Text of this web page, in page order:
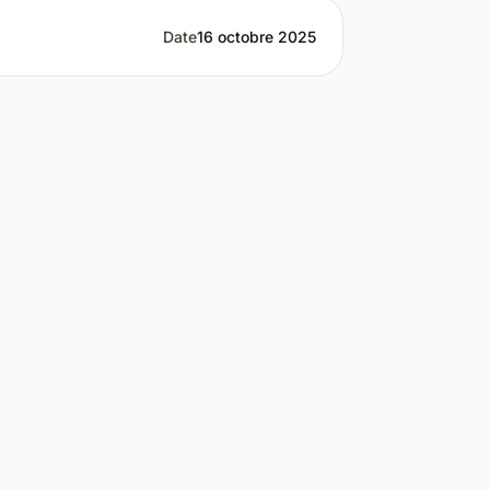
Date16 octobre 2025